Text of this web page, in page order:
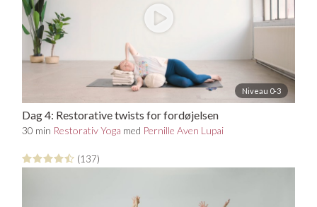
Niveau 0-3
Dag 4: Restorative twists for fordøjelsen
30 min Restorativ Yoga med Pernille Aven Lupai
(137)